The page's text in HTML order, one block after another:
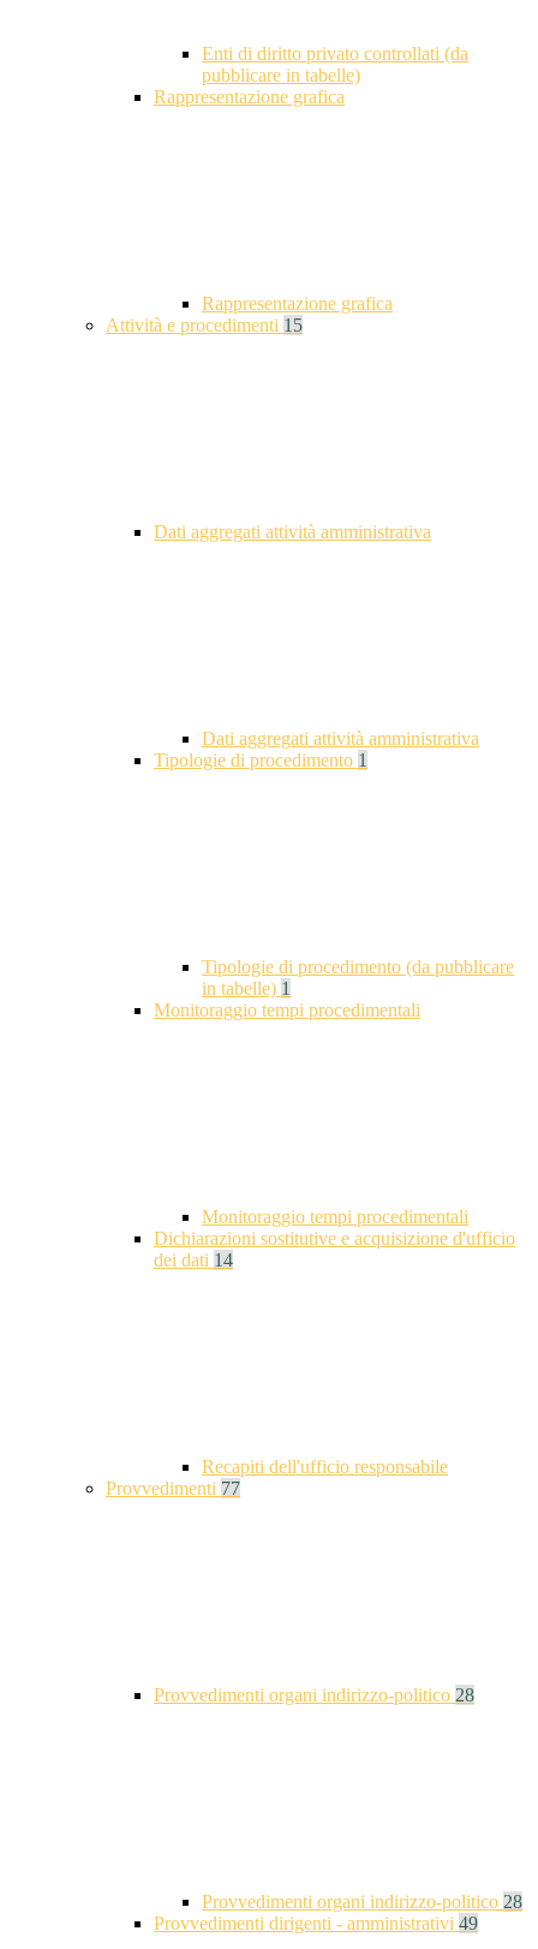
Enti di diritto privato controllati (da
pubblicare in tabelle)
Rappresentazione grafica
Rappresentazione grafica
Attività e procedimenti 15
Dati aggregati attività amministrativa
Dati aggregati attività amministrativa
Tipologie di procedimento 1
Tipologie di procedimento (da pubblicare
in tabelle) 1
Monitoraggio tempi procedimentali
Monitoraggio tempi procedimentali
Dichiarazioni sostitutive e acquisizione d'ufficio
dei dati 14
Recapiti dell'ufficio responsabile
Provvedimenti 77
Provvedimenti organi indirizzo-politico 28
Provvedimenti organi indirizzo-politico 28
Provvedimenti dirigenti - amministrativi 49